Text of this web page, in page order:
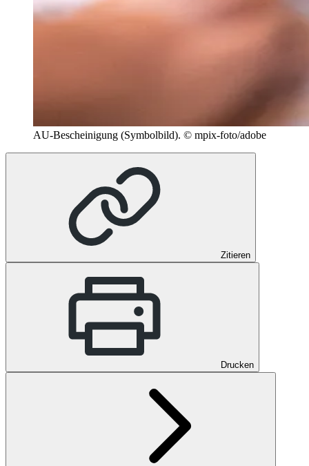
AU-Bescheinigung (Symbolbild). © mpix-foto/adobe
Zitieren
Drucken